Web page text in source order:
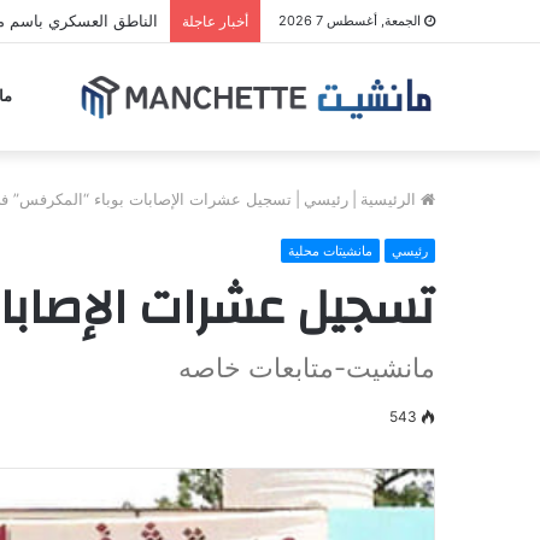
الجمعة, أغسطس 7 2026 أخبار عاجلة الناطق العسكري باسم
الرئيسية رئيسي تسجيل عشرات الإصابات بوباء “المكرفس”
رئيسي مانشيتات محلية
تسجيل عشرات
مانشيت-متابعات خاصه
543